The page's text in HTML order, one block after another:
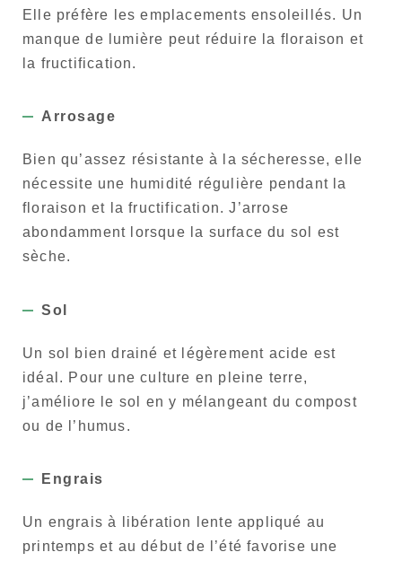
Elle préfère les emplacements ensoleillés. Un
manque de lumière peut réduire la floraison et
la fructification.
Arrosage
Bien qu’assez résistante à la sécheresse, elle
nécessite une humidité régulière pendant la
floraison et la fructification. J’arrose
abondamment lorsque la surface du sol est
sèche.
Sol
Un sol bien drainé et légèrement acide est
idéal. Pour une culture en pleine terre,
j’améliore le sol en y mélangeant du compost
ou de l’humus.
Engrais
Un engrais à libération lente appliqué au
printemps et au début de l’été favorise une